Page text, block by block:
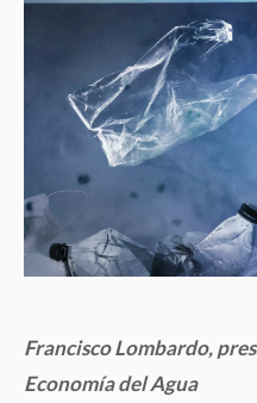
Francisco Lombardo,
Economía del Agua